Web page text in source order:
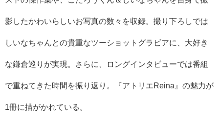
影したかわいらしいお写真の数々を収録。撮り下ろしでは
しいなちゃんとの貴重なツーショットグラビアに、大好き
な鎌倉巡りが実現。さらに、ロングインタビューでは番組
で重ねてきた時間を振り返り。『アトリエReina』の魅力が
1冊に描がかれている。